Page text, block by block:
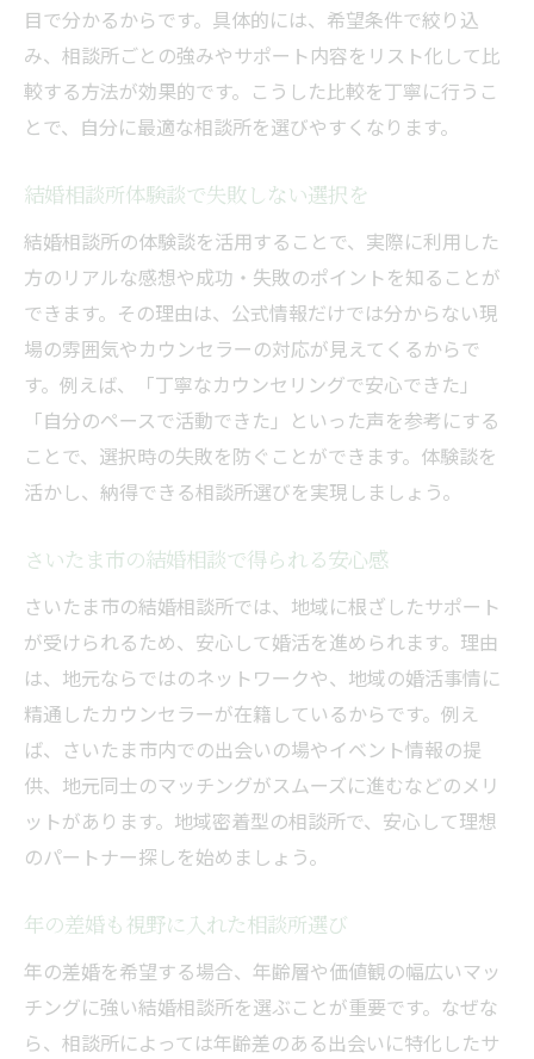
目で分かるからです。具体的には、希望条件で絞り込
み、相談所ごとの強みやサポート内容をリスト化して比
較する方法が効果的です。こうした比較を丁寧に行うこ
とで、自分に最適な相談所を選びやすくなります。
結婚相談所体験談で失敗しない選択を
結婚相談所の体験談を活用することで、実際に利用した
方のリアルな感想や成功・失敗のポイントを知ることが
できます。その理由は、公式情報だけでは分からない現
場の雰囲気やカウンセラーの対応が見えてくるからで
す。例えば、「丁寧なカウンセリングで安心できた」
「自分のペースで活動できた」といった声を参考にする
ことで、選択時の失敗を防ぐことができます。体験談を
活かし、納得できる相談所選びを実現しましょう。
さいたま市の結婚相談で得られる安心感
さいたま市の結婚相談所では、地域に根ざしたサポート
が受けられるため、安心して婚活を進められます。理由
は、地元ならではのネットワークや、地域の婚活事情に
精通したカウンセラーが在籍しているからです。例え
ば、さいたま市内での出会いの場やイベント情報の提
供、地元同士のマッチングがスムーズに進むなどのメリ
ットがあります。地域密着型の相談所で、安心して理想
のパートナー探しを始めましょう。
年の差婚も視野に入れた相談所選び
年の差婚を希望する場合、年齢層や価値観の幅広いマッ
チングに強い結婚相談所を選ぶことが重要です。なぜな
ら、相談所によっては年齢差のある出会いに特化したサ